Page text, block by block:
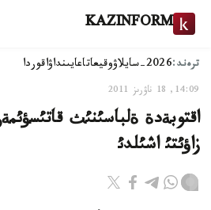
KAZINFORM
ترەند:2026-سايلاۋ وقيعاتاعايىنداۋاقوردا
14:09, 18 ناۋرىز 2011
اقتوبةدة ةلباسئنئث
زاؤئتئ اشئلدئ